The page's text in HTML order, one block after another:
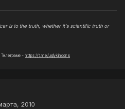
is to the truth, whether it's scientific truth or
- https://t.me/uglyklingons
2010